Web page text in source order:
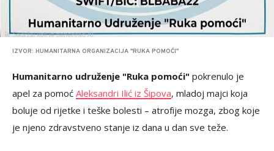
IZVOR: HUMANITARNA ORGANIZACIJA "RUKA POMOĆI"
Humanitarno udruženje "Ruka pomoći" pokrenulo je
apel za pomoć Aleksandri Ilić iz Šipova, mladoj majci koja
boluje od rijetke i teške bolesti – atrofije mozga, zbog koje
je njeno zdravstveno stanje iz dana u dan sve teže.